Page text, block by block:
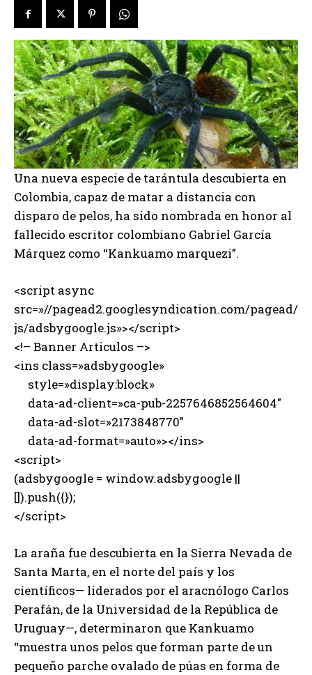
Una nueva especie de tarántula descubierta en
Colombia, capaz de matar a distancia con
disparo de pelos, ha sido nombrada en honor al
fallecido escritor colombiano Gabriel García
Márquez como “Kankuamo marquezi”.
<script async
src=»//pagead2.googlesyndication.com/pagead/
js/adsbygoogle.js»></script>
<!– Banner Articulos –>
<ins class=»adsbygoogle»
style=»display:block»
data-ad-client=»ca-pub-2257646852564604″
data-ad-slot=»2173848770″
data-ad-format=»auto»></ins>
<script>
(adsbygoogle = window.adsbygoogle ||
[]).push({});
</script>
La araña fue descubierta en la Sierra Nevada de
Santa Marta, en el norte del país y los
científicos— liderados por el aracnólogo Carlos
Perafán, de la Universidad de la República de
Uruguay—, determinaron que Kankuamo
“muestra unos pelos que forman parte de un
pequeño parche ovalado de púas en forma de